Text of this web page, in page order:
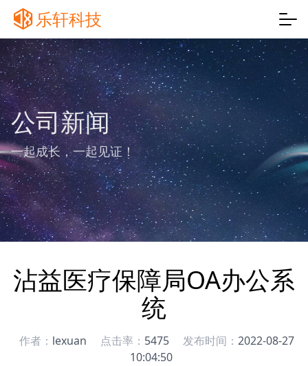
乐轩科技
公司新闻
一起成长，一起见证！
沾益医疗保障局OA办公系
统
作者： lexuan 点击率： 5475 发布时间： 2022-08-27
10:04:50